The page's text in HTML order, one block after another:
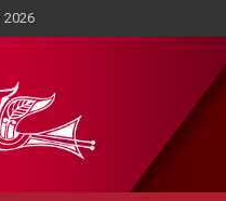
2026
News